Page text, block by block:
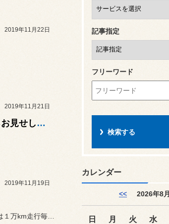
2019年11月22日
2019年11月21日
CCC1位受賞記念でいろんな角度からお見せします！
2019年11月19日
記事指定
フリーワード
カレンダー
<< 2026年8月
日 月 火 水